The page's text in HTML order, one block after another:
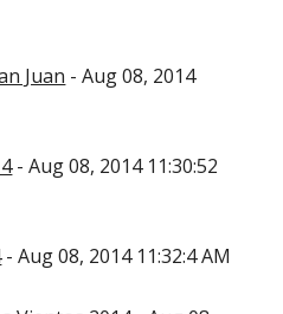
Juan - Aug 08, 2014
- Aug 08, 2014 11:30:52
- Aug 08, 2014 11:32:4 AM